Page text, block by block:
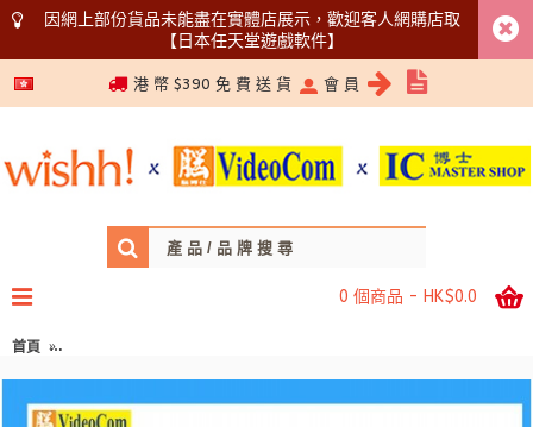
因網上部份貨品未能盡在實體店展示，歡迎客人網購店取
【日本任天堂遊戲軟件】
5366 1340
港 幣 $390 免 費 送 貨 會 員
0 個商品 - HK$0.0
首頁 MEC 8X300 NYLON CABLE TIE 8X300MM (1 PACK / 100 PCS) WHITE